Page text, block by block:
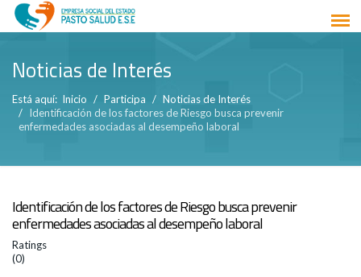
Noticias de Interés
Está aquí: Inicio Participa
Noticias de Interés
Identificación de los factores de Riesgo busca prevenir
enfermedades asociadas al desempeño laboral
Identificación de los factores de Riesgo busca prevenir
enfermedades asociadas al desempeño laboral
Ratings
(0)